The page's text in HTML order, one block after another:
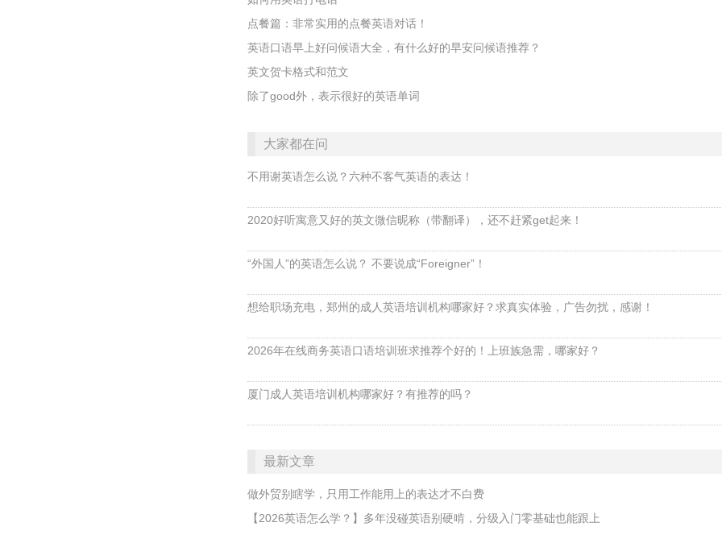
点餐篇：非常实用的点餐英语对话！
英语口语早上好问候语大全，有什么好的早安问候语推荐？
英文贺卡格式和范文
除了good外，表示很好的英语单词
大家都在问
不用谢英语怎么说？六种不客气英语的表达！
2020好听寓意又好的英文微信昵称（带翻译），还不赶紧get起来！
“外国人”的英语怎么说？ 不要说成“Foreigner”！
想给职场充电，郑州的成人英语培训机构哪家好？求真实体验，广告勿扰，感谢！
2026年在线商务英语口语培训班求推荐个好的！上班族急需，哪家好？
厦门成人英语培训机构哪家好？有推荐的吗？
最新文章
做外贸别瞎学，只用工作能用上的表达才不白费
【2026英语怎么学？】多年没碰英语别硬啃，分级入门零基础也能跟上